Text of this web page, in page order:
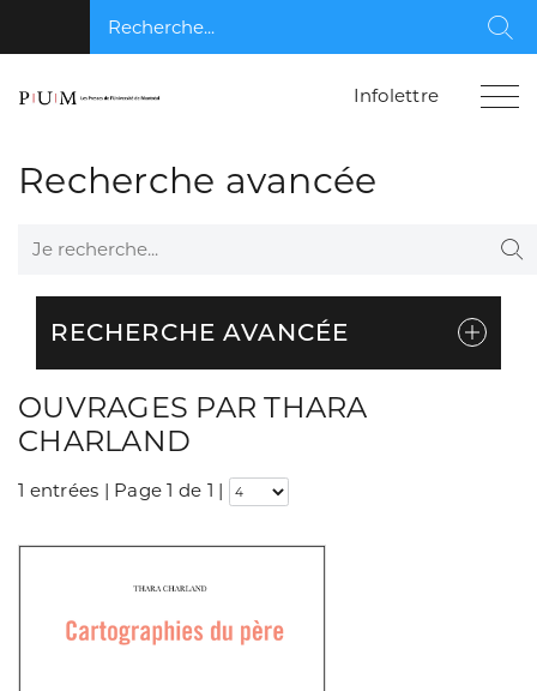
Recherche...
Infolettre
Recherche avancée
Je recherche...
RECHERCHE AVANCÉE
OUVRAGES PAR THARA
CHARLAND
1 entrées | Page 1 de 1 |